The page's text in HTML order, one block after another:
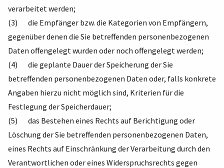
verarbeitet werden;
(3) die Empfänger bzw. die Kategorien von Empfängern,
gegenüber denen die Sie betreffenden personenbezogenen
Daten offengelegt wurden oder noch offengelegt werden;
(4) die geplante Dauer der Speicherung der Sie
betreffenden personenbezogenen Daten oder, falls konkrete
Angaben hierzu nicht möglich sind, Kriterien für die
Festlegung der Speicherdauer;
(5) das Bestehen eines Rechts auf Berichtigung oder
Löschung der Sie betreffenden personenbezogenen Daten,
eines Rechts auf Einschränkung der Verarbeitung durch den
Verantwortlichen oder eines Widerspruchsrechts gegen